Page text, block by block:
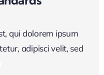
qui dolorem ipsum
adipisci velit, sed